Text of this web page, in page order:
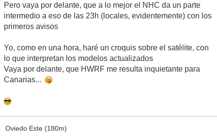
Pero vaya por delante, que a lo mejor el NHC da un parte
intermedio a eso de las 23h (locales, evidentemente) con los
primeros avisos
Yo, como en una hora, haré un croquis sobre el satélite, con
lo que interpretan los modelos actualizados
Vaya por delante, que HWRF me resulta inquietante para
Canarias...
Oviedo Este (180m)